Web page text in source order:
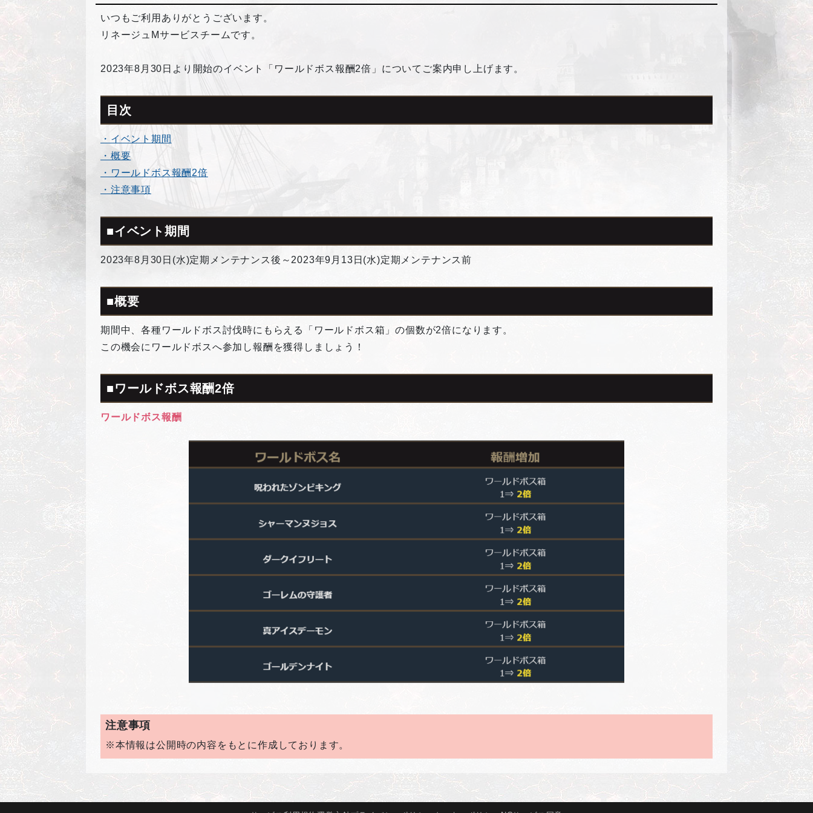
いつもご利用ありがとうございます。
リネージュMサービスチームです。
2023年8月30日より開始のイベント「ワールドボス報酬2倍」についてご案内申し上げます。
目次
・イベント期間
・概要
・ワールドボス報酬2倍
・注意事項
■イベント期間
2023年8月30日(水)定期メンテナンス後～2023年9月13日(水)定期メンテナンス前
■概要
期間中、各種ワールドボス討伐時にもらえる「ワールドボス箱」の個数が2倍になります。
この機会にワールドボスへ参加し報酬を獲得しましょう！
■ワールドボス報酬2倍
ワールドボス報酬
注意事項
※本情報は公開時の内容をもとに作成しております。